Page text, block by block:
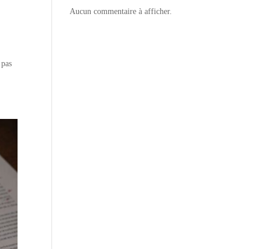
Aucun commentaire à afficher.